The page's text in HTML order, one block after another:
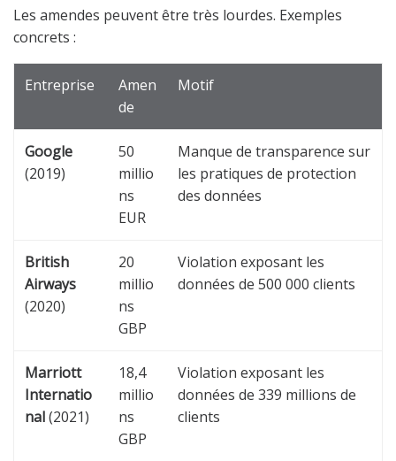
Les amendes peuvent être très lourdes. Exemples
concrets :
Entreprise
Amen
de
Motif
Google
(2019)
50
millio
ns
EUR
Manque de transparence sur
les pratiques de protection
des données
British
Airways
(2020)
20
millio
ns
GBP
Violation exposant les
données de 500 000 clients
Marriott
Internatio
nal(2021)
18,4
millio
ns
GBP
Violation exposant les
données de 339 millions de
clients